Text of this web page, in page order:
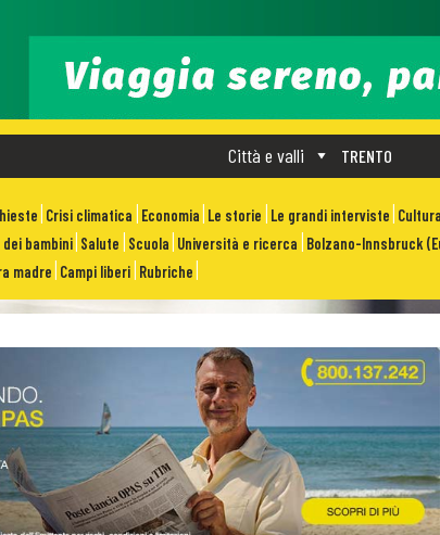
TRENTO
Città e valli
Crisi climatica Economia Le storie Le grandi interviste
bambini Salute Scuola Università e ricerca Bolzano-Innsbruck
madre Campi liberi Rubriche